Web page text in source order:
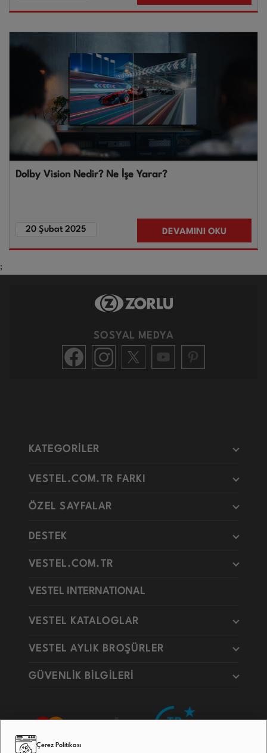
Dolby Vision Nedir? Ne İşe Yarar?
20 Şubat 2025 DEVAMINI OKU
;
SOSYAL MEDYA
KATEGORİLER
VESTEL.COM.TR FARKI
ÖZEL SAYFALAR
DESTEK
VESTEL.COM.TR
VESTEL INTERNATIONAL
VESTEL KATALOGLAR
VESTEL AYLIK BROŞÜRLER
GÜVENLİK BİLGİLERİ
Çerez Politikası